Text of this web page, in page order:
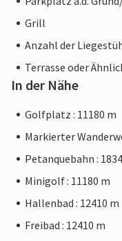
Grill
Anzahl der
Terrasse oder
In der Nähe
Golfplatz : 11180 m
Markierter
Petanquebahn :
Minigolf : 11180 m
Hallenbad : 12410 m
Freibad : 12410 m